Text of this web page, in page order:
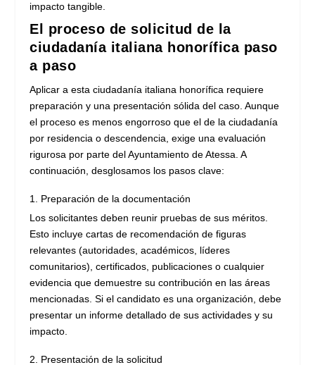
impacto tangible.
El proceso de solicitud de la
ciudadanía italiana honorífica paso
a paso
Aplicar a esta ciudadanía italiana honorífica requiere
preparación y una presentación sólida del caso. Aunque
el proceso es menos engorroso que el de la ciudadanía
por residencia o descendencia, exige una evaluación
rigurosa por parte del Ayuntamiento de Atessa. A
continuación, desglosamos los pasos clave:
Preparación de la documentación
Los solicitantes deben reunir pruebas de sus méritos.
Esto incluye cartas de recomendación de figuras
relevantes (autoridades, académicos, líderes
comunitarios), certificados, publicaciones o cualquier
evidencia que demuestre su contribución en las áreas
mencionadas. Si el candidato es una organización, debe
presentar un informe detallado de sus actividades y su
impacto.
Presentación de la solicitud